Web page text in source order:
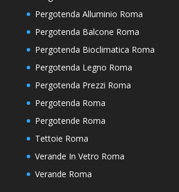
Pergotenda Alluminio Roma
Pergotenda Balcone Roma
Pergotenda Bioclimatica Roma
Pergotenda Legno Roma
Pergotenda Prezzi Roma
Pergotenda Roma
Pergotende Roma
Tettoie Roma
Verande In Vetro Roma
Verande Roma